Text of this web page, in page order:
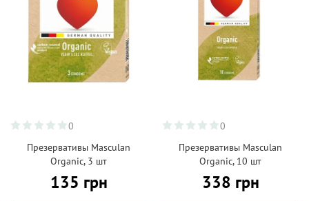
0
Презервативы Masculan
Organic, 3 шт
135 грн
0
Презервативы Masculan
Organic, 10 шт
338 грн